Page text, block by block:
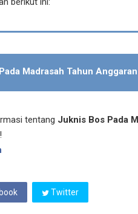
Madrasah Tahun
tentang Juknis Bos Pada
Twitter